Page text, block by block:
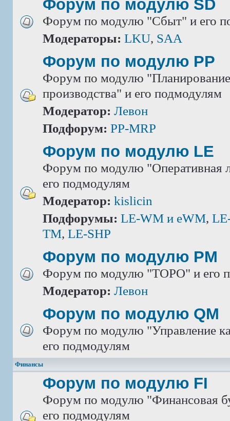
Форум по модулю SD
Форум по модулю "Сбыт" и его
Модераторы: LKU, SAA
Форум по модулю РР
Форум по модулю "Планирование
производства" и его подмодулям
Модератор: Левон
Подфорум: PP-MRP
Форум по модулю LE
Форум по модулю "Оперативная
его подмодулям
Модератор: kislicin
Подфорумы: LE-WM и eWM,
TM, LE-SHP
Форум по модулю РМ
Форум по модулю "ТОРО" и его
Модератор: Левон
Форум по модулю QM
Форум по модулю "Управление
его подмодулям
Финансы
Форум по модулю FI
Форум по модулю "Финансовая
его подмодулям